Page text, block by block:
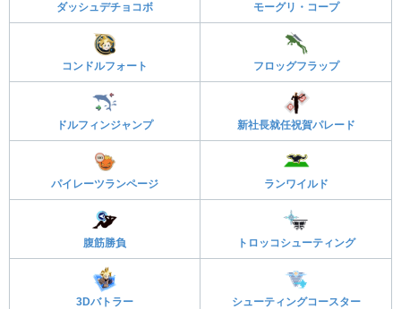
ダッシュデチョコボ モーグリ・コープ
コンドルフォート フロッグフラップ
ドルフィンジャンプ 新社長就任祝賀パレード
パイレーツランページ ランワイルド
腹筋勝負 トロッコシューティング
3Dバトラー シューティングコースター